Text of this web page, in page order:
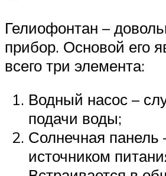
Гелиофонтан –
прибор. Основой его
всего три элемента:
Водный насос –
подачи воды;
Солнечная панель
источником